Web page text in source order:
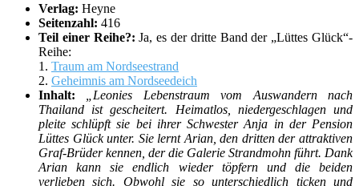
Verlag: Heyne
Seitenzahl: 416
Teil einer Reihe?:Ja, es der dritte Band der „Lüttes Glück“-
Reihe:
1. Traum am Nordseestrand
2. Geheimnis am Nordseedeich
Inhalt:
„Leonies Lebenstraum vom Auswandern nach
Thailand ist gescheitert. Heimatlos, niedergeschlagen und
pleite schlüpft sie bei ihrer Schwester Anja in der Pension
Lüttes Glück unter. Sie lernt Arian, den dritten der attraktiven
Graf-Brüder kennen, der die Galerie Strandmohn führt. Dank
Arian kann sie endlich wieder töpfern und die beiden
verlieben sich. Obwohl sie so unterschiedlich ticken und